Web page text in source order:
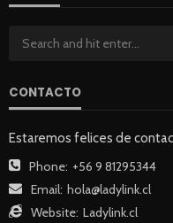
CONTACTO
Estaremos felices de
Phone: +56 9 81295344
Email: hola@ladylink.cl
Website: Ladylink.cl